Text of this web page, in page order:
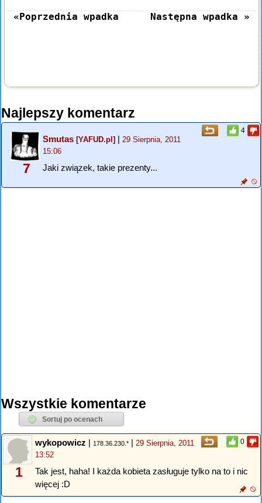
«Poprzednia wpadka Następna wpadka »
Najlepszy komentarz
4
7
Smutas [YAFUD.pl] | 29 Sierpnia, 2011
15:06
Jaki związek, takie prezenty...
Wszystkie komentarze
0
1
wykopowicz | 178.36.230.* | 29 Sierpnia, 2011
13:52
Tak jest, haha! I każda kobieta zasługuje tylko na to i nic
więcej :D